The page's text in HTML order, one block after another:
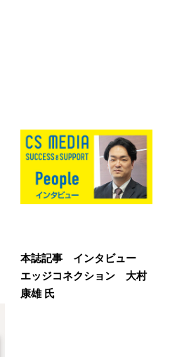
本誌記事 インタビュー
エッジコネクション 大村
康雄 氏